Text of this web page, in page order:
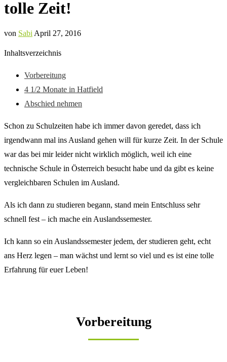
tolle Zeit!
von Sabi April 27, 2016
Inhaltsverzeichnis
Vorbereitung
4 1/2 Monate in Hatfield
Abschied nehmen
Schon zu Schulzeiten habe ich immer davon geredet, dass ich
irgendwann mal ins Ausland gehen will für kurze Zeit. In der Schule
war das bei mir leider nicht wirklich möglich, weil ich eine
technische Schule in Österreich besucht habe und da gibt es keine
vergleichbaren Schulen im Ausland.
Als ich dann zu studieren begann, stand mein Entschluss sehr
schnell fest – ich mache ein Auslandssemester.
Ich kann so ein Auslandssemester jedem, der studieren geht, echt
ans Herz legen – man wächst und lernt so viel und es ist eine tolle
Erfahrung für euer Leben!
Vorbereitung